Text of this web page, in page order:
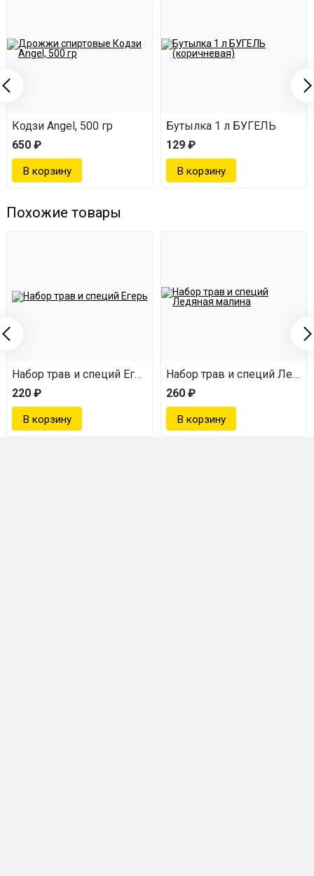
Кодзи Angel, 500 гр
650 ₽
Бутылка 1 л БУГЕЛЬ
129 ₽
Похожие товары
Набор трав и специй Егермейстер
220 ₽
Набор трав и специй
260 ₽